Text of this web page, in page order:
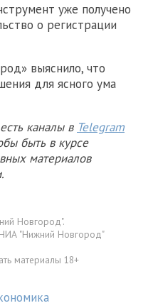
уже получено
о регистрации
выяснило, что
для ясного ума
каналы в Telegram
быть в курсе
материалов
Новгород".
"Нижний Новгород"
материалы 18+